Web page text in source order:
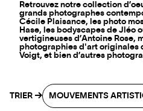
Retrouvez notre collection
grands photographes
Cécile Plaisance, les photo
Hase, les bodyscapes de Jléo
vertigineuses d’Antoine Rose,
photographies d'art originales
Voigt, et bien d’autres
TRIER MOUVEMENTS